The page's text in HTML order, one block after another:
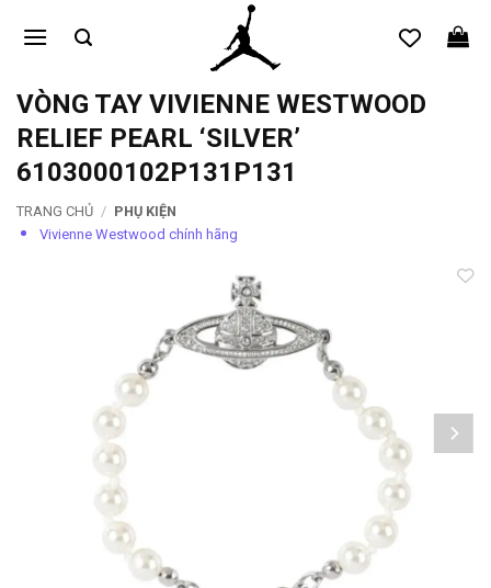
qua
dungVÒNG TAY VIVIENNE WESTWOOD
RELIEF PEARL ‘SILVER’
6103000102P131P131
TRANG CHỦ / PHỤ KIỆN
Vivienne Westwood chính hãng